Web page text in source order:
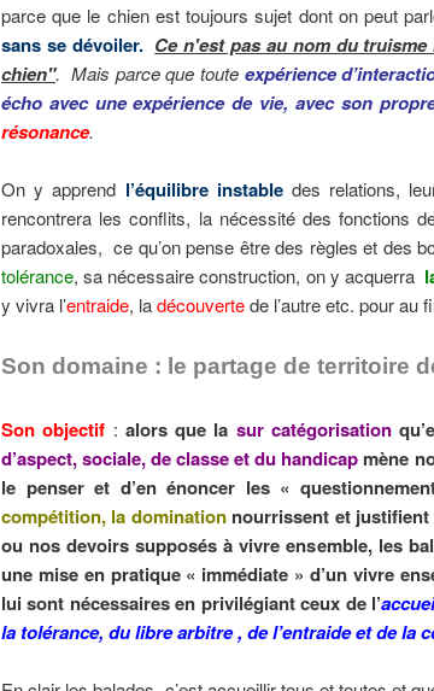
parce que le chien est toujours sujet dont on peut
sans se dévoiler. Ce n'est pas au nom du
chien". Mais parce que toute expérience
écho avec une expérience de vie, avec son
résonance.
On y apprend l’équilibre instabledes relations,
rencontrera les conflits, la nécessité des fonctions
paradoxales, ce qu’on pense être des règles et des
tolérance, sa nécessaire construction, on y acquerra
y vivra l’entraide, ladécouvertede l’autre etc. pour au
Son domaine : le partage de territoire
Son objectif : alors que la sur catégorisation
d’aspect, sociale, de classe et du handicap mène
le penser et d’en énoncer les «
compétition, la dominationnourrissent et justifient
ou nos devoirs supposés à vivre ensemble, les
une mise en pratique « immédiate » d’un vivre
lui sont nécessaires en privilégiant ceux de l’
la tolérance, du libre arbitre , de l’entraide et de la